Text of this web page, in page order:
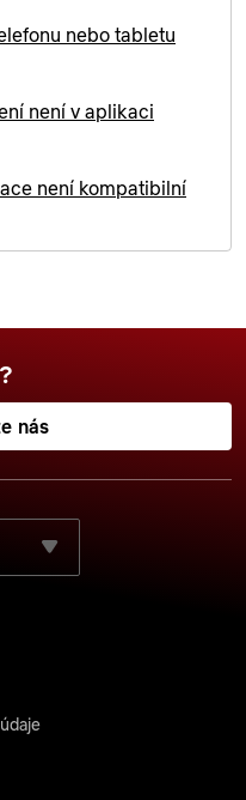
nebo tabletu
není v aplikaci
není kompatibilní
nás
POUŽÍT: